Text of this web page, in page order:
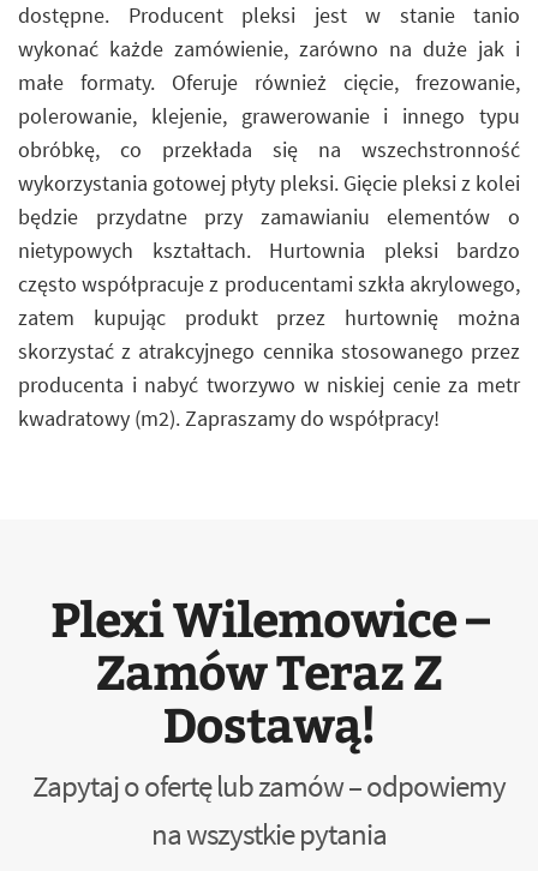
dostępne. Producent pleksi jest w stanie tanio
wykonać każde zamówienie, zarówno na duże jak i
małe formaty. Oferuje również cięcie, frezowanie,
polerowanie, klejenie, grawerowanie i innego typu
obróbkę, co przekłada się na wszechstronność
wykorzystania gotowej płyty pleksi. Gięcie pleksi z kolei
będzie przydatne przy zamawianiu elementów o
nietypowych kształtach. Hurtownia pleksi bardzo
często współpracuje z producentami szkła akrylowego,
zatem kupując produkt przez hurtownię można
skorzystać z atrakcyjnego cennika stosowanego przez
producenta i nabyć tworzywo w niskiej cenie za metr
kwadratowy (m2). Zapraszamy do współpracy!
Plexi Wilemowice –
Zamów Teraz Z
Dostawą!
Zapytaj o ofertę lub zamów – odpowiemy
na wszystkie pytania